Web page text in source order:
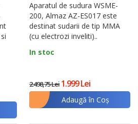
Aparatul de sudura WSME-
200, Almaz AZ-ES017 este
destinat sudarii de tip MMA
(cu electrozi inveliti)..
In stoc
2.498,75 Lei 1.999 Lei
Adaugă în Coş